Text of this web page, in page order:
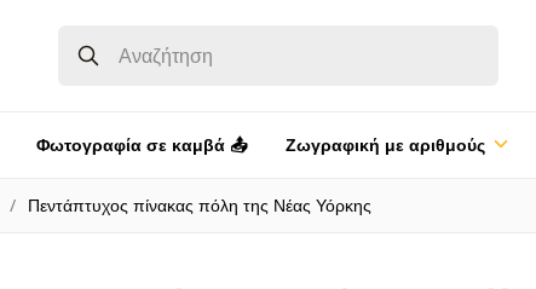
Φωτογραφία σε καμβά 📤 Ζωγραφική με αριθμούς
Πεντάπτυχος πίνακας πόλη της Νέας Υόρκης